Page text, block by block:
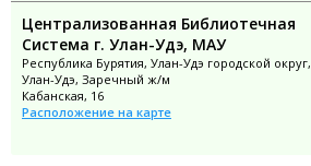
Централизованная Библиотечная
Система г. Улан-Удэ, МАУ
Республика Бурятия, Улан-Удэ городской округ,
Улан-Удэ, Заречный ж/м
Кабанская, 16
Расположение на карте